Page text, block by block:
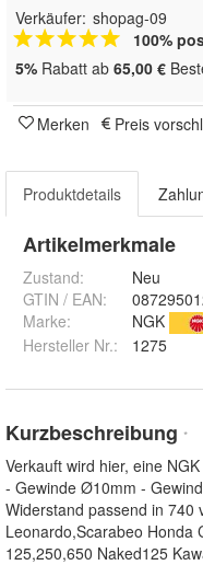
Verkäufer: shopag-09
100%
5% Rabatt ab 65,00 €
Merken Preis
Produktdetails
Artikelmerkmale
Zustand:
Neu
GTIN / EAN:
Marke:
NGK
Hersteller Nr.:
1275
Kurzbeschreibung *
Verkauft wird hier, eine
- Gewinde Ø10mm -
Widerstand passend in 740
Leonardo,Scarabeo Honda
125,250,650 Naked125